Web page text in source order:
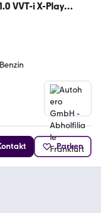
VVT-i X-Play
Benzin
Parken